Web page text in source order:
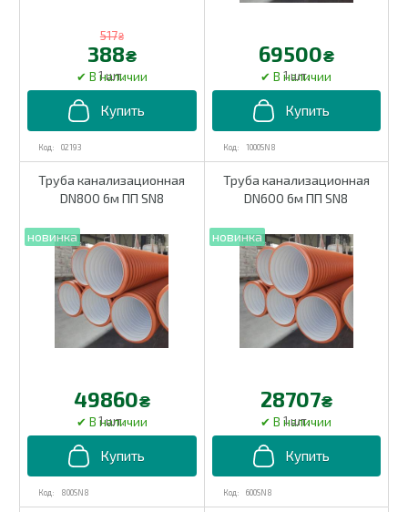
02193
517₴
388₴
1 шт.
1000SN8
69500₴
1 шт.
Труба канализационная
DN800 6м ПП SN8
800SN8
49860₴
1 шт.
Труба канализационная
DN600 6м ПП SN8
600SN8
28707₴
1 шт.